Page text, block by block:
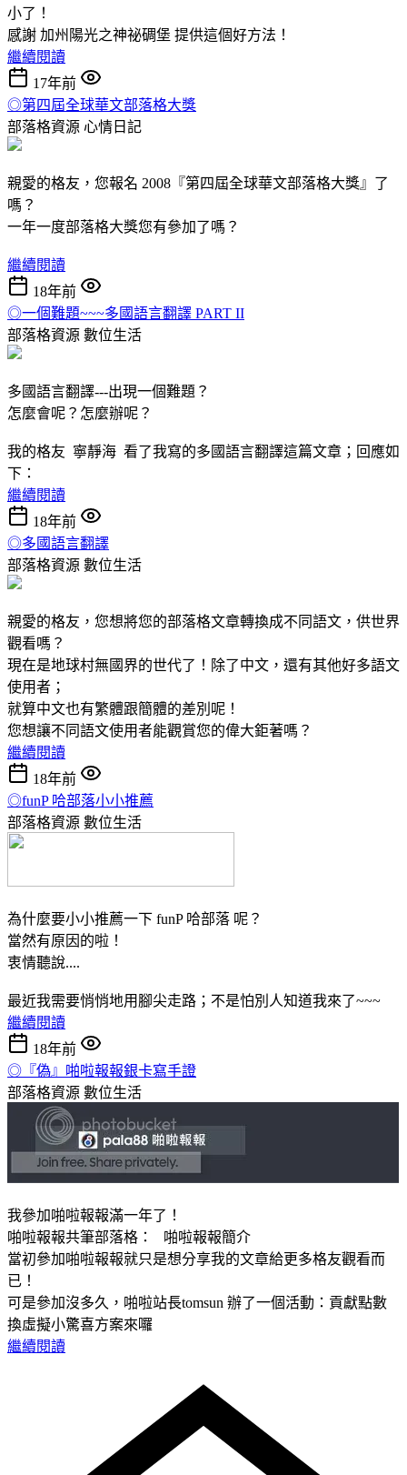
小了！
感謝 加州陽光之神祕碉堡 提供這個好方法！
繼續閱讀
17年前
◎第四屆全球華文部落格大獎
部落格資源 心情日記
親愛的格友，您報名 2008『第四屆全球華文部落格大獎』了
嗎？
一年一度部落格大獎您有參加了嗎？
繼續閱讀
18年前
◎一個難題~~~多國語言翻譯 PART II
部落格資源 數位生活
多國語言翻譯---出現一個難題？
怎麼會呢？怎麼辦呢？
我的格友 寧靜海 看了我寫的多國語言翻譯這篇文章；回應如
下：
繼續閱讀
18年前
◎多國語言翻譯
部落格資源 數位生活
親愛的格友，您想將您的部落格文章轉換成不同語文，供世界
觀看嗎？
現在是地球村無國界的世代了！除了中文，還有其他好多語文
使用者；
就算中文也有繁體跟簡體的差別呢！
您想讓不同語文使用者能觀賞您的偉大鉅著嗎？
繼續閱讀
18年前
◎funP 哈部落小小推薦
部落格資源 數位生活
為什麼要小小推薦一下 funP 哈部落 呢？
當然有原因的啦！
衷情聽說....
最近我需要悄悄地用腳尖走路；不是怕別人知道我來了~~~
繼續閱讀
18年前
◎『偽』啪啦報報銀卡寫手證
部落格資源 數位生活
我參加啪啦報報滿一年了！
啪啦報報共筆部落格： 啪啦報報簡介
當初參加啪啦報報就只是想分享我的文章給更多格友觀看而
已！
可是參加沒多久，啪啦站長tomsun 辦了一個活動：貢獻點數
換虛擬小驚喜方案來囉
繼續閱讀